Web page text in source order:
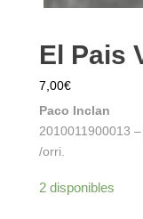
El Pais
7,00€
Paco Inclan
2010011900013
/orri.
2 disponibles